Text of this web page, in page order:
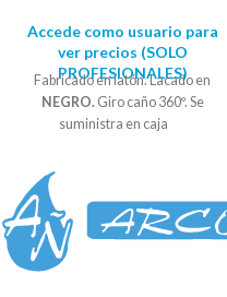
Accede como usuario para
ver precios (SOLO
PROFESIONALES)
Fabricado en latón. Lacado en
NEGRO.Giro caño 360º. Se
suministra en caja